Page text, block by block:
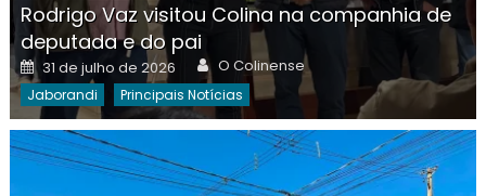
Rodrigo Vaz visitou Colina na companhia de
deputada e do pai
Posted
on
31 de julho de 2026 Author
O Colinense
Jaborandi Principais Notícias